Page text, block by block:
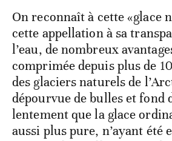
On reconnaît à cette «glace
cette appellation à sa
l’eau, de nombreux
comprimée depuis plus de
des glaciers naturels de
dépourvue de bulles et fond
lentement que la glace
aussi plus pure, n’ayant été